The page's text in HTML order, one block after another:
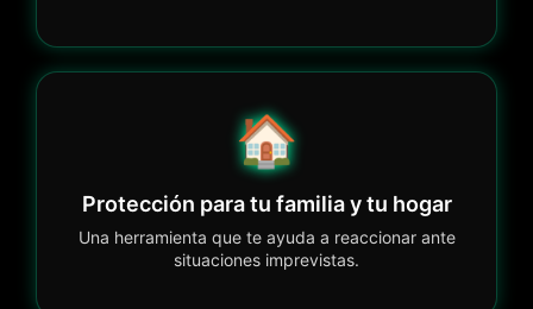
🏠
Protección para tu familia y tu hogar
Una herramienta que te ayuda a reaccionar ante
situaciones imprevistas.